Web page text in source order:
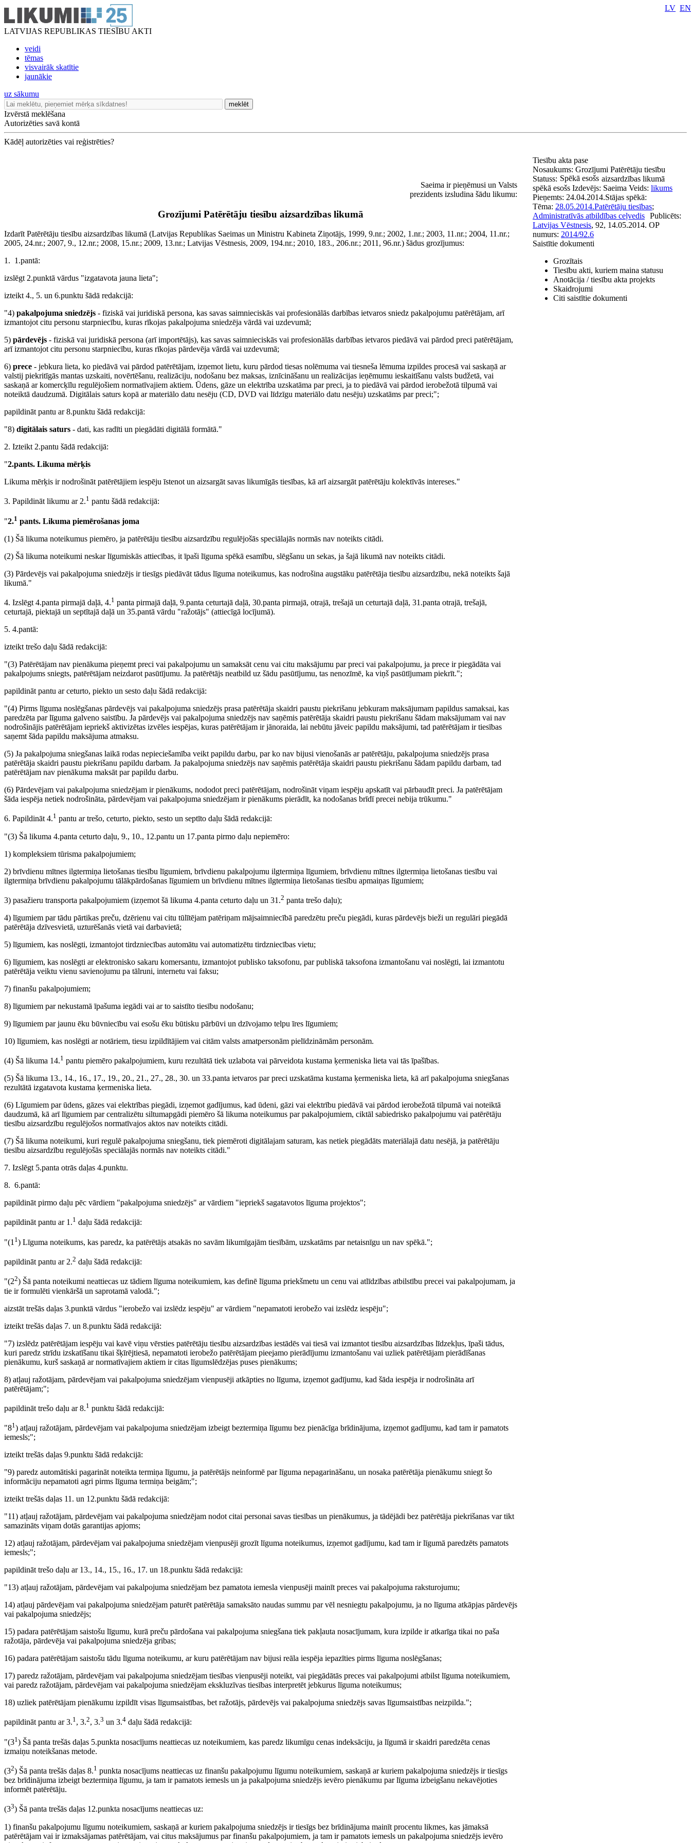
LATVIJAS REPUBLIKAS TIESĪBU AKTI
veidi
tēmas
visvairāk skatītie
jaunākie
LV EN
uz sākumu
meklēt
Izvērstā meklēšana
Autorizēties savā kontā
Kādēļ autorizēties vai reģistrēties?
Saeima ir pieņēmusi un Valsts
prezidents izsludina šādu likumu:
Grozījumi Patērētāju tiesību aizsardzības likumā
Izdarīt Patērētāju tiesību aizsardzības likumā (Latvijas Republikas Saeimas un Ministru Kabineta Ziņotājs, 1999, 9.nr.; 2002, 1.nr.; 2003, 11.nr.; 2004, 11.nr.;
2005, 24.nr.; 2007, 9., 12.nr.; 2008, 15.nr.; 2009, 13.nr.; Latvijas Vēstnesis, 2009, 194.nr.; 2010, 183., 206.nr.; 2011, 96.nr.) šādus grozījumus:
1. 1.pantā:
izslēgt 2.punktā vārdus "izgatavota jauna lieta";
izteikt 4., 5. un 6.punktu šādā redakcijā:
"4) pakalpojuma sniedzējs - fiziskā vai juridiskā persona, kas savas saimnieciskās vai profesionālās darbības ietvaros sniedz pakalpojumu patērētājam, arī
izmantojot citu personu starpniecību, kuras rīkojas pakalpojuma sniedzēja vārdā vai uzdevumā;
5) pārdevējs - fiziskā vai juridiskā persona (arī importētājs), kas savas saimnieciskās vai profesionālās darbības ietvaros piedāvā vai pārdod preci patērētājam,
arī izmantojot citu personu starpniecību, kuras rīkojas pārdevēja vārdā vai uzdevumā;
6) prece - jebkura lieta, ko piedāvā vai pārdod patērētājam, izņemot lietu, kuru pārdod tiesas nolēmuma vai tiesneša lēmuma izpildes procesā vai saskaņā ar
valstij piekritīgās mantas uzskaiti, novērtēšanu, realizāciju, nodošanu bez maksas, iznīcināšanu un realizācijas ieņēmumu ieskaitīšanu valsts budžetā, vai
saskaņā ar komercķīlu regulējošiem normatīvajiem aktiem. Ūdens, gāze un elektrība uzskatāma par preci, ja to piedāvā vai pārdod ierobežotā tilpumā vai
noteiktā daudzumā. Digitālais saturs kopā ar materiālo datu nesēju (CD, DVD vai līdzīgu materiālo datu nesēju) uzskatāms par preci;";
papildināt pantu ar 8.punktu šādā redakcijā:
"8) digitālais saturs - dati, kas radīti un piegādāti digitālā formātā."
2. Izteikt 2.pantu šādā redakcijā:
"2.pants. Likuma mērķis
Likuma mērķis ir nodrošināt patērētājiem iespēju īstenot un aizsargāt savas likumīgās tiesības, kā arī aizsargāt patērētāju kolektīvās intereses."
3. Papildināt likumu ar 2.1 pantu šādā redakcijā:
"2.1 pants. Likuma piemērošanas joma
(1) Šā likuma noteikumus piemēro, ja patērētāju tiesību aizsardzību regulējošās speciālajās normās nav noteikts citādi.
(2) Šā likuma noteikumi neskar līgumiskās attiecības, it īpaši līguma spēkā esamību, slēgšanu un sekas, ja šajā likumā nav noteikts citādi.
(3) Pārdevējs vai pakalpojuma sniedzējs ir tiesīgs piedāvāt tādus līguma noteikumus, kas nodrošina augstāku patērētāja tiesību aizsardzību, nekā noteikts šajā
likumā."
4. Izslēgt 4.panta pirmajā daļā, 4.1 panta pirmajā daļā, 9.panta ceturtajā daļā, 30.panta pirmajā, otrajā, trešajā un ceturtajā daļā, 31.panta otrajā, trešajā,
ceturtajā, piektajā un septītajā daļā un 35.pantā vārdu "ražotājs" (attiecīgā locījumā).
5. 4.pantā:
izteikt trešo daļu šādā redakcijā:
"(3) Patērētājam nav pienākuma pieņemt preci vai pakalpojumu un samaksāt cenu vai citu maksājumu par preci vai pakalpojumu, ja prece ir piegādāta vai
pakalpojums sniegts, patērētājam neizdarot pasūtījumu. Ja patērētājs neatbild uz šādu pasūtījumu, tas nenozīmē, ka viņš pasūtījumam piekrīt.";
papildināt pantu ar ceturto, piekto un sesto daļu šādā redakcijā:
"(4) Pirms līguma noslēgšanas pārdevējs vai pakalpojuma sniedzējs prasa patērētāja skaidri paustu piekrišanu jebkuram maksājumam papildus samaksai, kas
paredzēta par līguma galveno saistību. Ja pārdevējs vai pakalpojuma sniedzējs nav saņēmis patērētāja skaidri paustu piekrišanu šādam maksājumam vai nav
nodrošinājis patērētājam iepriekš aktivizētas izvēles iespējas, kuras patērētājam ir jānoraida, lai nebūtu jāveic papildu maksājumi, tad patērētājam ir tiesības
saņemt šāda papildu maksājuma atmaksu.
(5) Ja pakalpojuma sniegšanas laikā rodas nepieciešamība veikt papildu darbu, par ko nav bijusi vienošanās ar patērētāju, pakalpojuma sniedzējs prasa
patērētāja skaidri paustu piekrišanu papildu darbam. Ja pakalpojuma sniedzējs nav saņēmis patērētāja skaidri paustu piekrišanu šādam papildu darbam, tad
patērētājam nav pienākuma maksāt par papildu darbu.
(6) Pārdevējam vai pakalpojuma sniedzējam ir pienākums, nododot preci patērētājam, nodrošināt viņam iespēju apskatīt vai pārbaudīt preci. Ja patērētājam
šāda iespēja netiek nodrošināta, pārdevējam vai pakalpojuma sniedzējam ir pienākums pierādīt, ka nodošanas brīdī precei nebija trūkumu."
6. Papildināt 4.1 pantu ar trešo, ceturto, piekto, sesto un septīto daļu šādā redakcijā:
"(3) Šā likuma 4.panta ceturto daļu, 9., 10., 12.pantu un 17.panta pirmo daļu nepiemēro:
1) kompleksiem tūrisma pakalpojumiem;
2) brīvdienu mītnes ilgtermiņa lietošanas tiesību līgumiem, brīvdienu pakalpojumu ilgtermiņa līgumiem, brīvdienu mītnes ilgtermiņa lietošanas tiesību vai
ilgtermiņa brīvdienu pakalpojumu tālākpārdošanas līgumiem un brīvdienu mītnes ilgtermiņa lietošanas tiesību apmaiņas līgumiem;
3) pasažieru transporta pakalpojumiem (izņemot šā likuma 4.panta ceturto daļu un 31.2 panta trešo daļu);
4) līgumiem par tādu pārtikas preču, dzērienu vai citu tūlītējam patēriņam mājsaimniecībā paredzētu preču piegādi, kuras pārdevējs bieži un regulāri piegādā
patērētāja dzīvesvietā, uzturēšanās vietā vai darbavietā;
5) līgumiem, kas noslēgti, izmantojot tirdzniecības automātu vai automatizētu tirdzniecības vietu;
6) līgumiem, kas noslēgti ar elektronisko sakaru komersantu, izmantojot publisko taksofonu, par publiskā taksofona izmantošanu vai noslēgti, lai izmantotu
patērētāja veiktu vienu savienojumu pa tālruni, internetu vai faksu;
7) finanšu pakalpojumiem;
8) līgumiem par nekustamā īpašuma iegādi vai ar to saistīto tiesību nodošanu;
9) līgumiem par jaunu ēku būvniecību vai esošu ēku būtisku pārbūvi un dzīvojamo telpu īres līgumiem;
10) līgumiem, kas noslēgti ar notāriem, tiesu izpildītājiem vai citām valsts amatpersonām pielīdzināmām personām.
(4) Šā likuma 14.1 pantu piemēro pakalpojumiem, kuru rezultātā tiek uzlabota vai pārveidota kustama ķermeniska lieta vai tās īpašības.
(5) Šā likuma 13., 14., 16., 17., 19., 20., 21., 27., 28., 30. un 33.panta ietvaros par preci uzskatāma kustama ķermeniska lieta, kā arī pakalpojuma sniegšanas
rezultātā izgatavota kustama ķermeniska lieta.
(6) Līgumiem par ūdens, gāzes vai elektrības piegādi, izņemot gadījumus, kad ūdeni, gāzi vai elektrību piedāvā vai pārdod ierobežotā tilpumā vai noteiktā
daudzumā, kā arī līgumiem par centralizētu siltumapgādi piemēro šā likuma noteikumus par pakalpojumiem, ciktāl sabiedrisko pakalpojumu vai patērētāju
tiesību aizsardzību regulējošos normatīvajos aktos nav noteikts citādi.
(7) Šā likuma noteikumi, kuri regulē pakalpojuma sniegšanu, tiek piemēroti digitālajam saturam, kas netiek piegādāts materiālajā datu nesējā, ja patērētāju
tiesību aizsardzību regulējošās speciālajās normās nav noteikts citādi."
7. Izslēgt 5.panta otrās daļas 4.punktu.
8. 6.pantā:
papildināt pirmo daļu pēc vārdiem "pakalpojuma sniedzējs" ar vārdiem "iepriekš sagatavotos līguma projektos";
papildināt pantu ar 1.1 daļu šādā redakcijā:
"(1 1 ) Līguma noteikums, kas paredz, ka patērētājs atsakās no savām likumīgajām tiesībām, uzskatāms par netaisnīgu un nav spēkā.";
papildināt pantu ar 2.2 daļu šādā redakcijā:
"(22) Šā panta noteikumi neattiecas uz tādiem līguma noteikumiem, kas definē līguma priekšmetu un cenu vai atlīdzības atbilstību precei vai pakalpojumam, ja
tie ir formulēti vienkāršā un saprotamā valodā.";
aizstāt trešās daļas 3.punktā vārdus "ierobežo vai izslēdz iespēju" ar vārdiem "nepamatoti ierobežo vai izslēdz iespēju";
izteikt trešās daļas 7. un 8.punktu šādā redakcijā:
"7) izslēdz patērētājam iespēju vai kavē viņu vērsties patērētāju tiesību aizsardzības iestādēs vai tiesā vai izmantot tiesību aizsardzības līdzekļus, īpaši tādus,
kuri paredz strīdu izskatīšanu tikai šķīrējtiesā, nepamatoti ierobežo patērētājam pieejamo pierādījumu izmantošanu vai uzliek patērētājam pierādīšanas
pienākumu, kurš saskaņā ar normatīvajiem aktiem ir citas līgumslēdzējas puses pienākums;
8) atļauj ražotājam, pārdevējam vai pakalpojuma sniedzējam vienpusēji atkāpties no līguma, izņemot gadījumu, kad šāda iespēja ir nodrošināta arī
patērētājam;";
papildināt trešo daļu ar 8.1 punktu šādā redakcijā:
"81) atļauj ražotājam, pārdevējam vai pakalpojuma sniedzējam izbeigt beztermiņa līgumu bez pienācīga brīdinājuma, izņemot gadījumu, kad tam ir pamatots
iemesls;";
izteikt trešās daļas 9.punktu šādā redakcijā:
"9) paredz automātiski pagarināt noteikta termiņa līgumu, ja patērētājs neinformē par līguma nepagarināšanu, un nosaka patērētāja pienākumu sniegt šo
informāciju nepamatoti agri pirms līguma termiņa beigām;";
izteikt trešās daļas 11. un 12.punktu šādā redakcijā:
"11) atļauj ražotājam, pārdevējam vai pakalpojuma sniedzējam nodot citai personai savas tiesības un pienākumus, ja tādējādi bez patērētāja piekrišanas var tikt
samazināts viņam dotās garantijas apjoms;
12) atļauj ražotājam, pārdevējam vai pakalpojuma sniedzējam vienpusēji grozīt līguma noteikumus, izņemot gadījumu, kad tam ir līgumā paredzēts pamatots
iemesls;";
papildināt trešo daļu ar 13., 14., 15., 16., 17. un 18.punktu šādā redakcijā:
"13) atļauj ražotājam, pārdevējam vai pakalpojuma sniedzējam bez pamatota iemesla vienpusēji mainīt preces vai pakalpojuma raksturojumu;
14) atļauj pārdevējam vai pakalpojuma sniedzējam paturēt patērētāja samaksāto naudas summu par vēl nesniegtu pakalpojumu, ja no līguma atkāpjas pārdevējs
vai pakalpojuma sniedzējs;
15) padara patērētājam saistošu līgumu, kurā preču pārdošana vai pakalpojuma sniegšana tiek pakļauta nosacījumam, kura izpilde ir atkarīga tikai no paša
ražotāja, pārdevēja vai pakalpojuma sniedzēja gribas;
16) padara patērētājam saistošu tādu līguma noteikumu, ar kuru patērētājam nav bijusi reāla iespēja iepazīties pirms līguma noslēgšanas;
17) paredz ražotājam, pārdevējam vai pakalpojuma sniedzējam tiesības vienpusēji noteikt, vai piegādātās preces vai pakalpojumi atbilst līguma noteikumiem,
vai paredz ražotājam, pārdevējam vai pakalpojuma sniedzējam ekskluzīvas tiesības interpretēt jebkurus līguma noteikumus;
18) uzliek patērētājam pienākumu izpildīt visas līgumsaistības, bet ražotājs, pārdevējs vai pakalpojuma sniedzējs savas līgumsaistības neizpilda.";
papildināt pantu ar 3.1, 3.2, 3.3 un 3.4 daļu šādā redakcijā:
"(31 ) Šā panta trešās daļas 5.punkta nosacījums neattiecas uz noteikumiem, kas paredz likumīgu cenas indeksāciju, ja līgumā ir skaidri paredzēta cenas
izmaiņu noteikšanas metode.
(32) Šā panta trešās daļas 8.1 punkta nosacījums neattiecas uz finanšu pakalpojumu līgumu noteikumiem, saskaņā ar kuriem pakalpojuma sniedzējs ir tiesīgs
bez brīdinājuma izbeigt beztermiņa līgumu, ja tam ir pamatots iemesls un ja pakalpojuma sniedzējs ievēro pienākumu par līguma izbeigšanu nekavējoties
informēt patērētāju.
(33) Šā panta trešās daļas 12.punkta nosacījums neattiecas uz:
1) finanšu pakalpojumu līgumu noteikumiem, saskaņā ar kuriem pakalpojuma sniedzējs ir tiesīgs bez brīdinājuma mainīt procentu likmes, kas jāmaksā
patērētājam vai ir izmaksājamas patērētājam, vai citus maksājumus par finanšu pakalpojumiem, ja tam ir pamatots iemesls un pakalpojuma sniedzējs ievēro
Tiesību akta pase
Nosaukums: Grozījumi Patērētāju tiesību
aizsardzības likumā
Statuss: Spēkā esošs
spēkā esošs Izdevējs: Saeima Veids: likums
Pieņemts: 24.04.2014.Stājas spēkā:
28.05.2014.
Tēma: Patērētāju tiesības;
Administratīvās atbildības ceļvedis Publicēts:
Latvijas Vēstnesis, 92, 14.05.2014. OP
numurs: 2014/92.6
Saistītie dokumenti
Grozītais
Tiesību akti, kuriem maina statusu
Anotācija / tiesību akta projekts
Skaidrojumi
Citi saistītie dokumenti